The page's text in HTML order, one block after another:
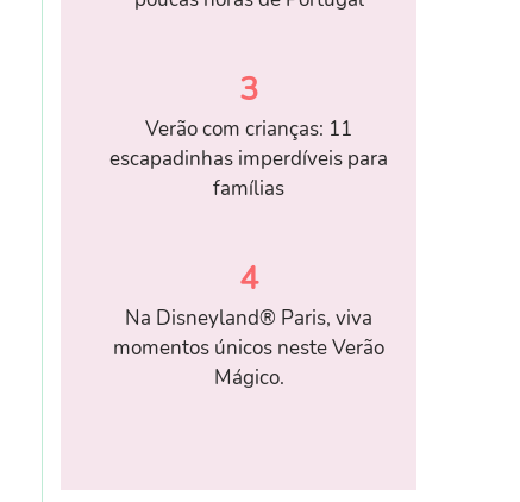
3
Verão com crianças: 11
escapadinhas imperdíveis para
famílias
4
Na Disneyland® Paris, viva
momentos únicos neste Verão
Mágico.